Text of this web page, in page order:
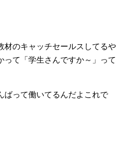
材のキャッチセールスしてるや
って「学生さんですか～」って
ばって働いてるんだよこれで